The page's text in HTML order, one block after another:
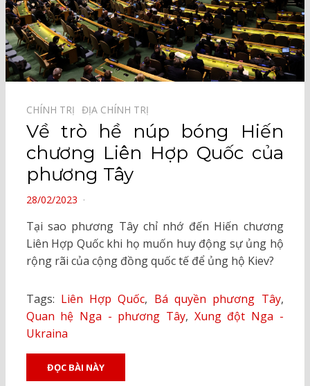
CHÍNH TRỊ⠀ ĐỊA CHÍNH TRỊ⠀
Về trò hề núp bóng Hiến
chương Liên Hợp Quốc của
phương Tây
POSTED
28/02/2023
Tại sao phương Tây chỉ nhớ đến Hiến chương
Liên Hợp Quốc khi họ muốn huy động sự ủng hộ
rộng rãi của cộng đồng quốc tế để ủng hộ Kiev?
Tags: Liên Hợp Quốc, Bá quyền phương Tây,
Quan hệ Nga - phương Tây, Xung đột Nga -
Ukraina
ĐỌC BÀI NÀY